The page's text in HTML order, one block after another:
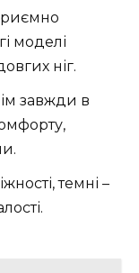
моделі
ніг.
завжди в
темні –